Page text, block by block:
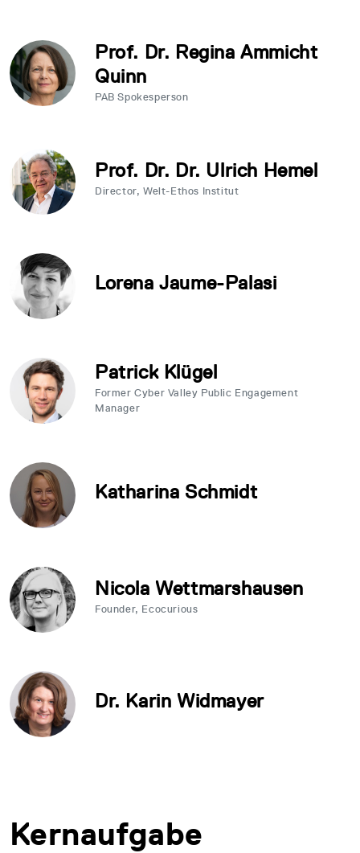
Prof. Dr. Regina Ammicht
Quinn
PAB Spokesperson
Prof. Dr. Dr. Ulrich Hemel
Director, Welt-Ethos Institut
Lorena Jaume-Palasi
Patrick Klügel
Former Cyber Valley Public Engagement
Manager
Katharina Schmidt
Nicola Wettmarshausen
Founder, Ecocurious
Dr. Karin Widmayer
Kernaufgabe